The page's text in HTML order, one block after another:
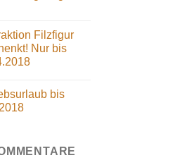
Filzfigur
Nur bis
bis